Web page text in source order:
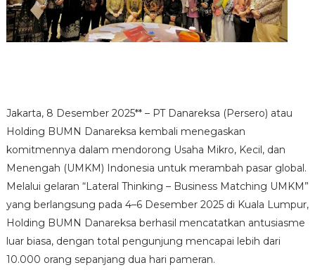
Jakarta, 8 Desember 2025** – PT Danareksa (Persero) atau
Holding BUMN Danareksa kembali menegaskan
komitmennya dalam mendorong Usaha Mikro, Kecil, dan
Menengah (UMKM) Indonesia untuk merambah pasar global.
Melalui gelaran “Lateral Thinking – Business Matching UMKM”
yang berlangsung pada 4–6 Desember 2025 di Kuala Lumpur,
Holding BUMN Danareksa berhasil mencatatkan antusiasme
luar biasa, dengan total pengunjung mencapai lebih dari
10.000 orang sepanjang dua hari pameran.